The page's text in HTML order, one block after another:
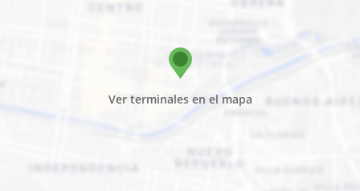
Ver terminales en el mapa